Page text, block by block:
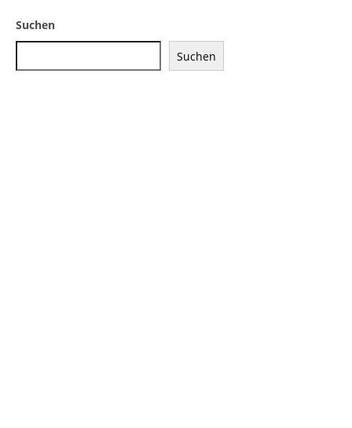
Suchen
Suchen